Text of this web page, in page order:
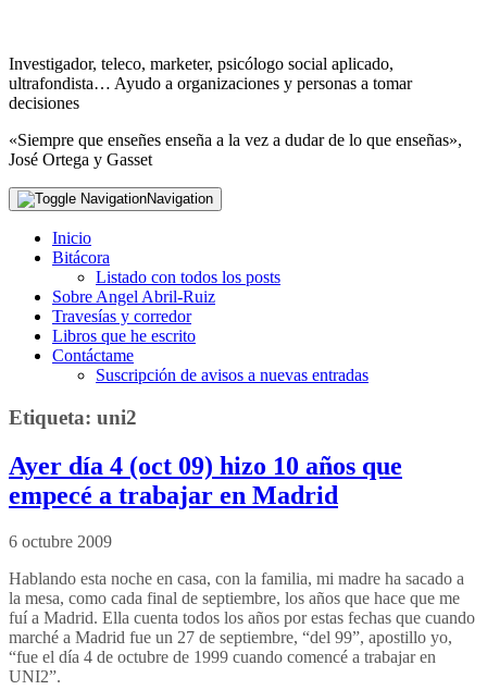
Investigador, teleco, marketer, psicólogo social aplicado,
ultrafondista… Ayudo a organizaciones y personas a tomar
decisiones
«Siempre que enseñes enseña a la vez a dudar de lo que enseñas»,
José Ortega y Gasset
Navigation
Inicio
Bitácora
Listado con todos los posts
Sobre Angel Abril-Ruiz
Travesías y corredor
Libros que he escrito
Contáctame
Suscripción de avisos a nuevas entradas
Etiqueta: uni2
Ayer día 4 (oct 09) hizo 10 años que
empecé a trabajar en Madrid
6 octubre 2009
Hablando esta noche en casa, con la familia, mi madre ha sacado a
la mesa, como cada final de septiembre, los años que hace que me
fuí a Madrid. Ella cuenta todos los años por estas fechas que cuando
marché a Madrid fue un 27 de septiembre, “del 99”, apostillo yo,
“fue el día 4 de octubre de 1999 cuando comencé a trabajar en
UNI2”.